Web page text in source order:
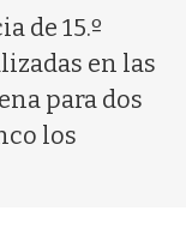
de 15.º
en las
para dos
los